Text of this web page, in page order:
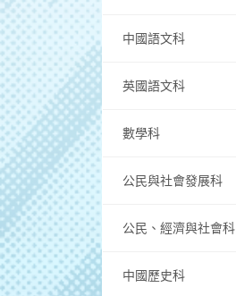
中國語文科
英國語文科
數學科
公民與社會發展科
公民、經濟與社會科
中國歷史科